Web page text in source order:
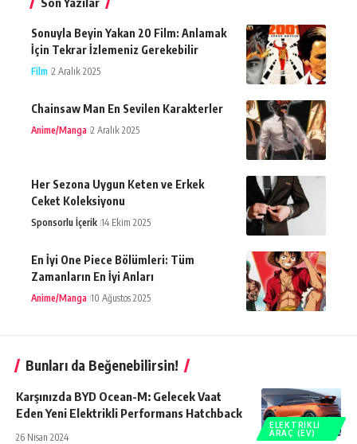
Sonuyla Beyin Yakan 20 Film: Anlamak
İçin Tekrar İzlemeniz Gerekebilir
Film 2 Aralık 2025
Chainsaw Man En Sevilen Karakterler
Anime/Manga 2 Aralık 2025
Her Sezona Uygun Keten ve Erkek
Ceket Koleksiyonu
Sponsorlu İçerik 14 Ekim 2025
En İyi One Piece Bölümleri: Tüm
Zamanların En İyi Anları
Anime/Manga 10 Ağustos 2025
Bunları da Beğenebilirsin!
ELEKTRIKLI
ARAÇ (EV)
Karşınızda BYD Ocean-M: Gelecek Vaat
Eden Yeni Elektrikli Performans Hatchback
26 Nisan 2024